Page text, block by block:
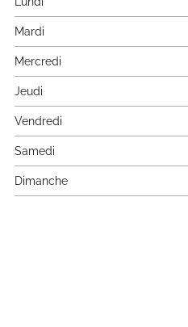
Mardi
Mercredi
Jeudi
Vendredi
Samedi
Dimanche